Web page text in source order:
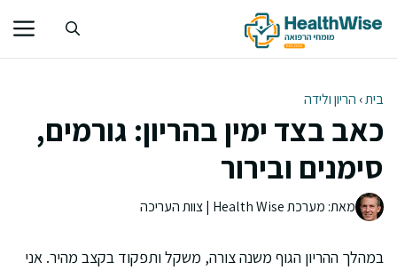
לתוכן
בית› הריון ולידה
כאב בצד ימין בהריון: גורמים,
סימנים ובירור
מאת: מערכת Health Wise | צוות העריכה
במהלך ההריון הגוף משנה צורה, משקל ותפקוד בקצב מהיר. אני